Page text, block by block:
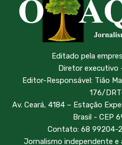
Editado pela
Diretor executivo
Editor-Responsável: Tião
176/
Av. Ceará, 4184 – Estação
Brasil - CEP
Contato: 68 99204-
Jornalismo independente